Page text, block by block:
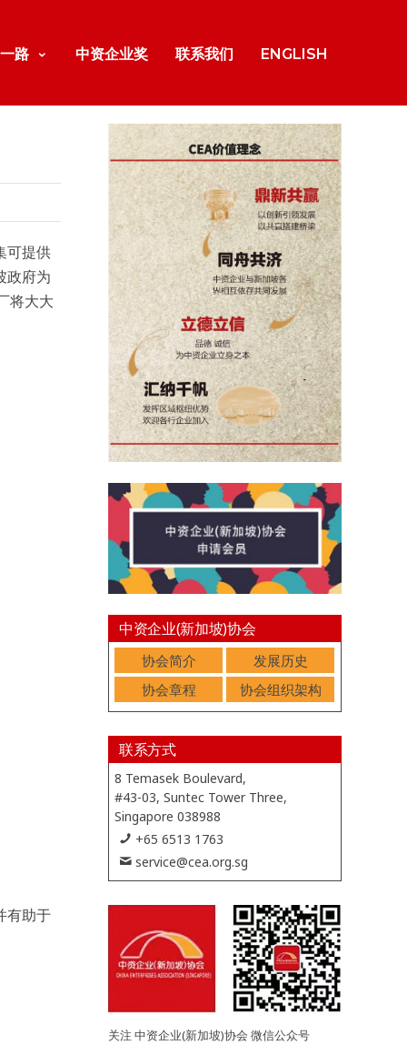
路 中资企业奖 联系我们 ENGLISH
可提供
政府为
将大大
有助于
中资企业(新加坡)协会
协会简介
发展历史
协会章程
协会组织架构
联系方式
8 Temasek Boulevard,
#43-03, Suntec Tower Three,
Singapore 038988
+65 6513 1763
service@cea.org.sg
关注 中资企业(新加坡)协会 微信公众号